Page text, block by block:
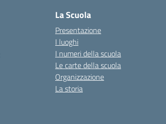
La Scuola
Presentazione
I luoghi
I numeri della scuola
Le carte della scuola
Organizzazione
La storia